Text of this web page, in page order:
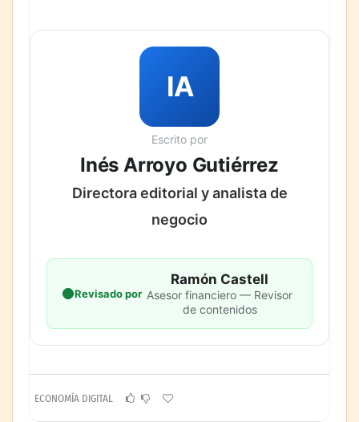
IA
Escrito por
Inés Arroyo Gutiérrez
Directora editorial y analista de
negocio
Revisado por
Ramón Castell
Asesor financiero — Revisor
de contenidos
ECONOMÍA DIGITAL